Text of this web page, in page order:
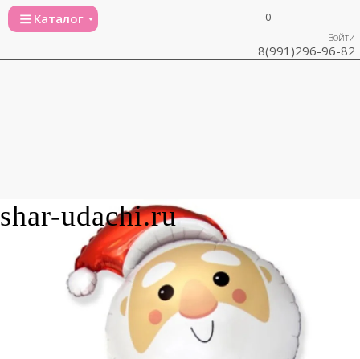
Каталог
Войти
0
8(991)296-96-82
shar-udachi.ru